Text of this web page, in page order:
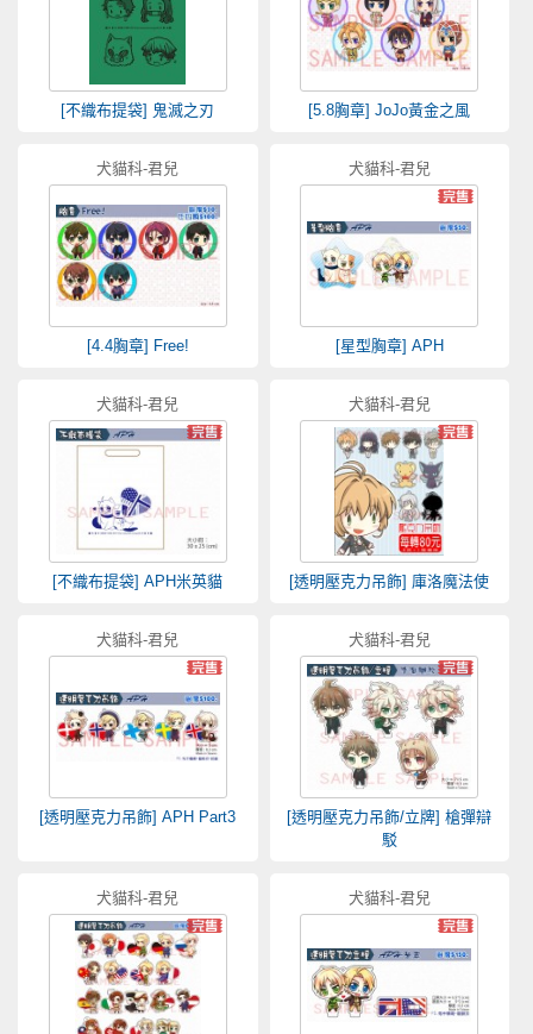
[不織布提袋] 鬼滅之刃 [5.8胸章] JoJo黃金之風
犬貓科-君兒
[4.4胸章] Free!
犬貓科-君兒
[星型胸章] APH
犬貓科-君兒
[不織布提袋] APH米英貓
犬貓科-君兒
[透明壓克力吊飾] 庫洛魔法使
犬貓科-君兒
[透明壓克力吊飾] APH Part3
犬貓科-君兒
[透明壓克力吊飾/立牌] 槍彈辯
駁
犬貓科-君兒 犬貓科-君兒